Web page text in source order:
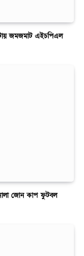
জমজমাট এইচপিএল
জোন কাপ ফুটবল